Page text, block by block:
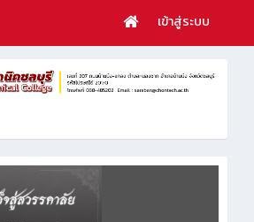
เข้าสู่ระบบ